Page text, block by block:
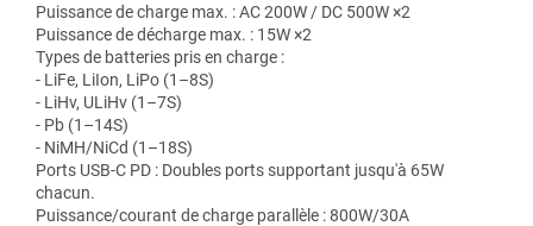
Puissance de charge max. : AC 200W / DC 500W ×2
Puissance de décharge max. : 15W ×2
Types de batteries pris en charge :
- LiFe, LiIon, LiPo (1–8S)
- LiHv, ULiHv (1–7S)
- Pb (1–14S)
- NiMH/NiCd (1–18S)
Ports USB-C PD : Doubles ports supportant jusqu'à 65W
chacun.
Puissance/courant de charge parallèle : 800W/30A